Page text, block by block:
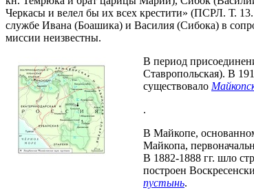
Черкасы и велел бы их всех крестити» (ПСРЛ. Т.
службе Ивана (Боашика) и Василия (Сибока) в
миссии неизвестны.
В период
Ставропольская). В
существовало
.
В Майкопе,
Майкопа,
В 1882-1888 гг. шло
построен
пустынь.